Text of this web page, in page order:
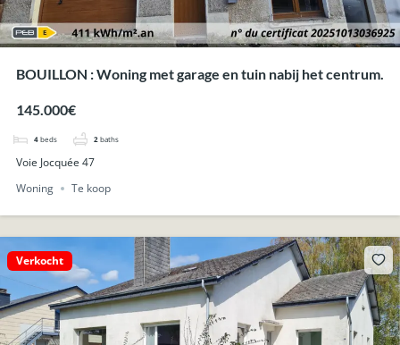
BOUILLON : Woning met garage en tuin nabij het centrum.
145.000€
4 beds 2 baths
Voie Jocquée 47
Woning
Te koop
Verkocht